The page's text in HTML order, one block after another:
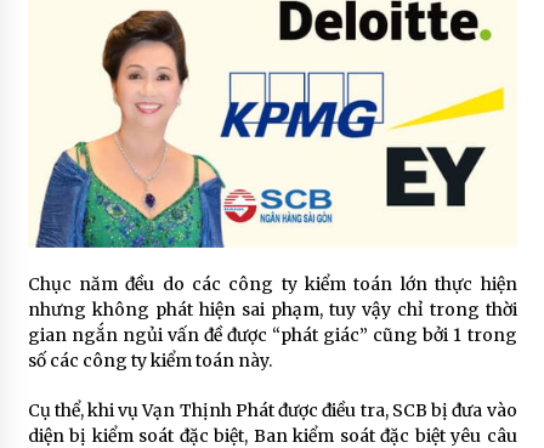
Chục năm đều do các công ty kiểm toán lớn thực hiện
nhưng không phát hiện sai phạm, tuy vậy chỉ trong thời
gian ngắn ngủi vấn đề được “phát giác” cũng bởi 1 trong
số các công ty kiểm toán này.
Cụ thể, khi vụ Vạn Thịnh Phát được điều tra, SCB bị đưa vào
diện bị kiểm soát đặc biệt, Ban kiểm soát đặc biệt yêu câu